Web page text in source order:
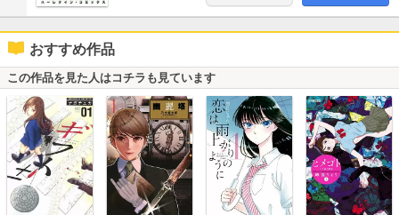
おすすめ作品
この作品を見た人はコチラも見ています